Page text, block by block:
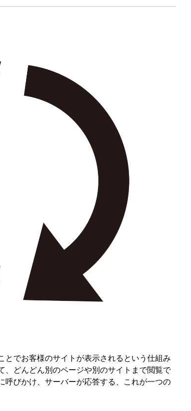
でお客様のサイトが表示されるという仕組み
、どんどん別のページや別のサイトまで閲覧で
呼びかけ、サーバーが応答する、これが一つの